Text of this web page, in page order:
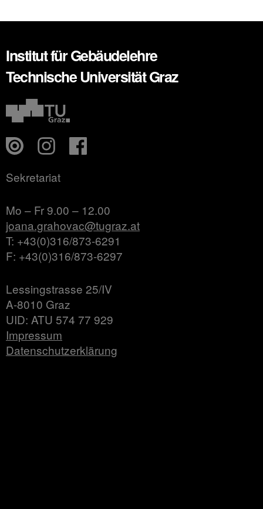
Institut für Gebäudelehre
Technische Universität Graz
Sekretariat
Mo – Fr 9.00 – 12.00
joana.grahovac@tugraz.at
T: +43(0)316/873-6291
F: +43(0)316/873-6297
Lessingstrasse 25/IV
A-8010 Graz
UID: ATU 574 77 929
Impressum
Datenschutzerklärung